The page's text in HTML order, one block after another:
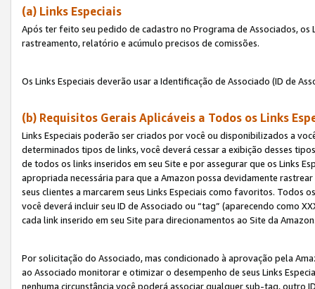
(a) Links Especiais
Após ter feito seu pedido de cadastro no Programa de Associados, os
rastreamento, relatório e acúmulo precisos de comissões.
Os Links Especiais deverão usar a Identificação de Associado (ID de
(b) Requisitos Gerais Aplicáveis a Todos os Links
Links Especiais poderão ser criados por você ou disponibilizados a
determinados tipos de links, você deverá cessar a exibição desses
de todos os links inseridos em seu Site e por assegurar que os Links
apropriada necessária para que a Amazon possa devidamente
seus clientes a marcarem seus Links Especiais como favoritos. Todos
você deverá incluir seu ID de Associado ou “tag” (aparecendo como
cada link inserido em seu Site para direcionamentos ao Site da
Por solicitação do Associado, mas condicionado à aprovação pela
ao Associado monitorar e otimizar o desempenho de seus Links
nenhuma circunstância você poderá associar qualquer sub-tag,